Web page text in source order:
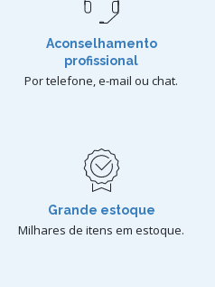
Aconselhamento
profissional
Por telefone, e-mail ou chat.
Grande estoque
Milhares de itens em estoque.